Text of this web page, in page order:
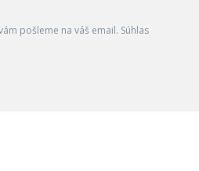
pošleme na váš email. Súhlas